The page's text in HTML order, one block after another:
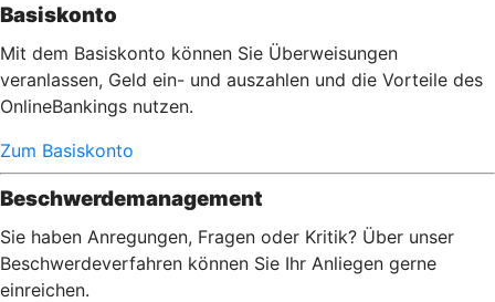
Basiskonto
Mit dem Basiskonto können Sie Überweisungen
veranlassen, Geld ein- und auszahlen und die Vorteile des
OnlineBankings nutzen.
Zum Basiskonto
Beschwerdemanagement
Sie haben Anregungen, Fragen oder Kritik? Über unser
Beschwerdeverfahren können Sie Ihr Anliegen gerne
einreichen.